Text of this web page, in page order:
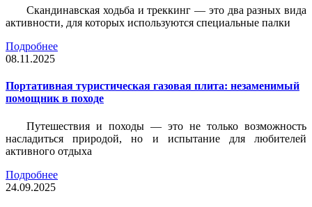
Скандинавская ходьба и треккинг — это два разных вида
активности, для которых используются специальные палки
Подробнее
08.11.2025
Портативная туристическая газовая плита: незаменимый
помощник в походе
Путешествия и походы — это не только возможность
насладиться природой, но и испытание для любителей
активного отдыха
Подробнее
24.09.2025